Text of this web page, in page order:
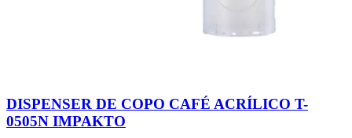
DISPENSER DE COPO CAFÉ ACRÍLICO T-
0505N IMPAKTO